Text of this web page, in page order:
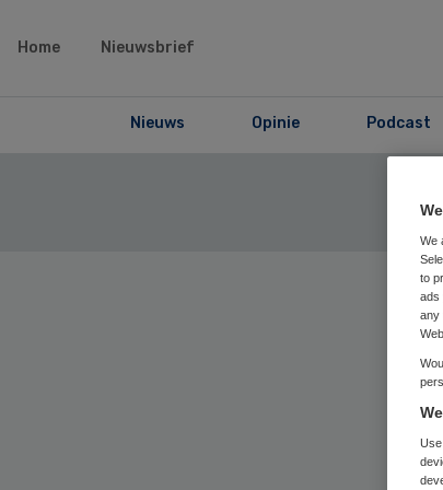
Home Nieuwsbrief
Nieuws Opinie Podcast
Home
We
to
ads
any